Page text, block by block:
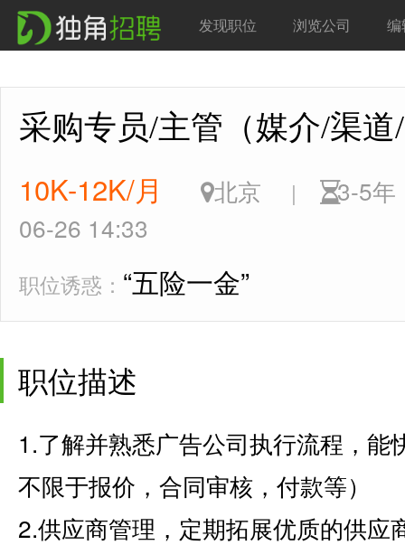
发现职位 浏览公司 编
采购专员/主管（媒介/渠
10K-12K/月 北京 |
3-5
06-26 14:33
职位诱惑： “五险一金”
职位描述
1.了解并熟悉广告公司执行流程，
不限于报价，合同审核，付款等）
2.供应商管理，定期拓展优质的供应